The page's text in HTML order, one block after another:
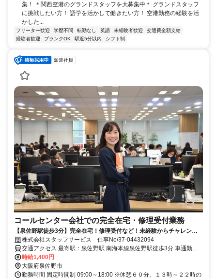
集！ ＊関西空港のグランドスタッフを大募集中＊ グランドスタッフ
に挑戦したい方！ 語学を活かして働きたい方！ 空港勤務の経験を活
かした...
フリーター歓迎 学歴不問 転勤なし 英語 未経験者歓迎
交通費全額支給
経験者歓迎
ブランクOK 駅近5分以内 シフト制
派遣社員
コールセンター会社での完全在宅・修理受付業務
【泉佐野駅徒歩3分】完全在宅！修理受付など！未経験からチャレンジ
ＯＫ☆彡
株式会社スタッフサービス 仕事No/37-04432094
交通アクセス 最寄駅：泉佐野駅 南海本線泉佐野駅徒歩3分 車通勤可
能
時給1,400円
大阪府泉佐野市
勤務時間 固定時間制 09:00～18:00 ※休憩６０分。１３時～２２時の